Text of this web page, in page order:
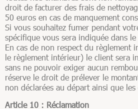
droit de facturer des frais de
50 euros en cas de manquement
Si vous souhaitez fumer pendant
spécifique vous sera indiquée dans
En cas de non respect du règlement
le règlement intérieur) le client sera
sans ne pouvoir exiger aucun
réserve le droit de prélever le
non déclarées au départ ainsi que
Article 10 : Réclamation